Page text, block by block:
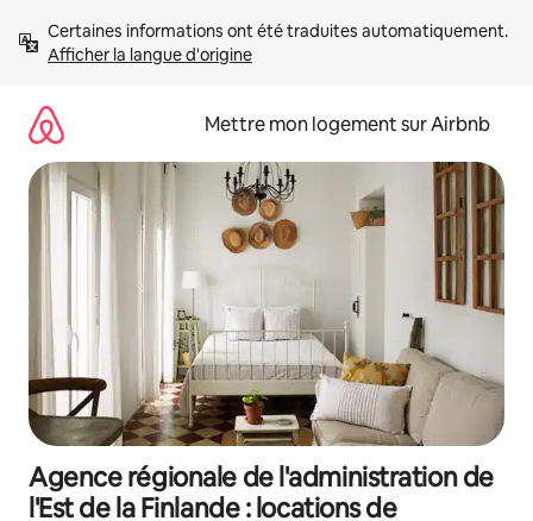
directement
Afficher la langue d'origine
Mettre mon logement sur Airbnb
Agence régionale de l'administration de
l'Est de la Finlande : locations de